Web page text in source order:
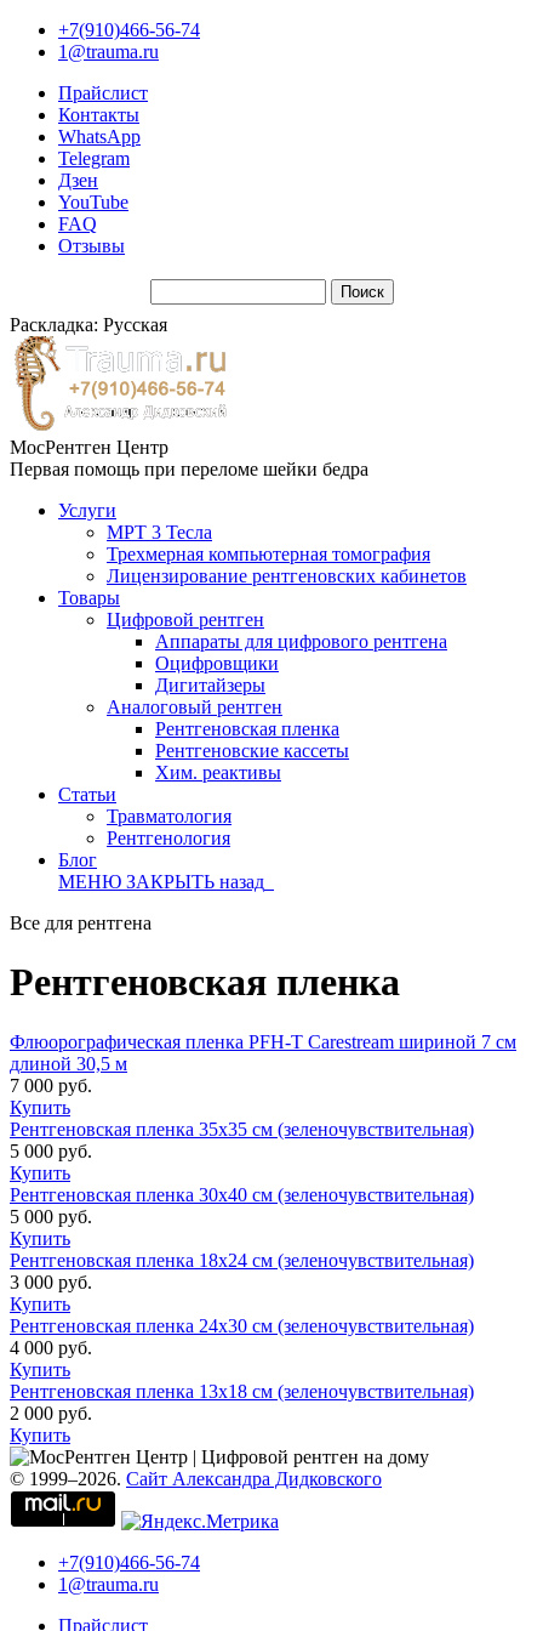
+7(910)466-56-74
1@trauma.ru
Прайслист
Контакты
WhatsApp
Telegram
Дзен
YouTube
FAQ
Отзывы
Раскладка: Русская
МосРентген Центр
Первая помощь при переломе шейки бедра
Услуги
МРТ 3 Тесла
Трехмерная компьютерная томография
Лицензирование рентгеновских кабинетов
Товары
Цифровой рентген
Аппараты для цифрового рентгена
Оцифровщики
Дигитайзеры
Аналоговый рентген
Рентгеновская пленка
Рентгеновские кассеты
Хим. реактивы
Статьи
Травматология
Рентгенология
Блог
МЕНЮ ЗАКРЫТЬ назад
Все для рентгена
Рентгеновская пленка
Флюорографическая пленка PFH-T Carestream шириной 7 см
длиной 30,5 м
7 000 руб.
Купить
Рентгеновская пленка 35x35 см (зеленочувствительная)
5 000 руб.
Купить
Рентгеновская пленка 30x40 см (зеленочувствительная)
5 000 руб.
Купить
Рентгеновская пленка 18х24 см (зеленочувствительная)
3 000 руб.
Купить
Рентгеновская пленка 24х30 см (зеленочувствительная)
4 000 руб.
Купить
Рентгеновская пленка 13х18 см (зеленочувствительная)
2 000 руб.
Купить
© 1999–2026. Сайт Александра Дидковского
+7(910)466-56-74
1@trauma.ru
Прайслист